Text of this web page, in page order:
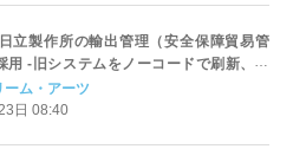
立製作所の輸出管理（安全保障貿易管
用 -旧システムをノーコードで刷新、約
する基盤に-
ム・アーツ
日 08:40